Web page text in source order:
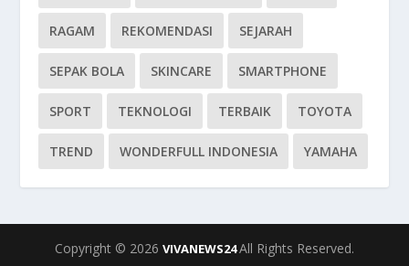
RAGAM REKOMENDASI SEJARAH
SEPAK BOLA SKINCARE SMARTPHONE
SPORT TEKNOLOGI TERBAIK TOYOTA
TREND WONDERFULL INDONESIA YAMAHA
Copyright © 2026 VIVANEWS24All Rights Reserved.